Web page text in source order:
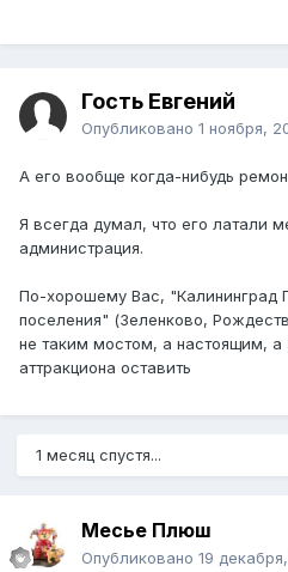
Гость Евгений
Опубликовано 1 ноября,
А его вообще когда-нибудь
Я всегда думал, что его латали
администрация.
По-хорошему Вас, "Калининград
поселения" (Зеленково,
не таким мостом, а настоящим, а
аттракциона оставить
1 месяц спустя...
Месье Плюш
Опубликовано 19